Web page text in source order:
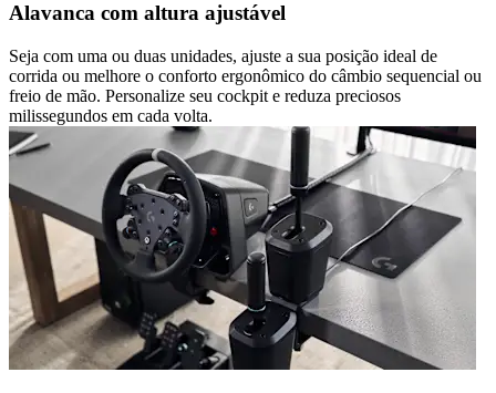
Alavanca com altura ajustável
Seja com uma ou duas unidades, ajuste a sua posição ideal de
corrida ou melhore o conforto ergonômico do câmbio sequencial ou
freio de mão. Personalize seu cockpit e reduza preciosos
milissegundos em cada volta.